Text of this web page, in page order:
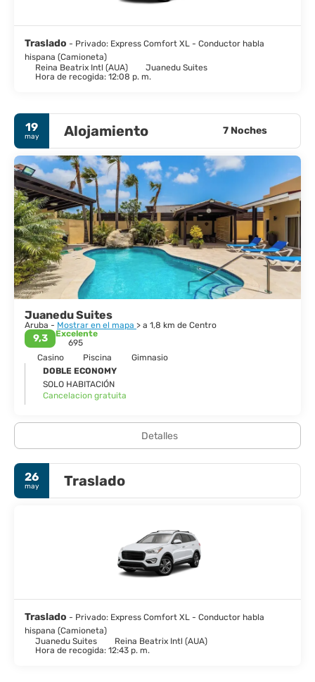
Traslado - Privado: Express Comfort XL - Conductor habla
hispana (Camioneta)
Reina Beatrix Intl (AUA)
Juanedu Suites
Hora de recogida: 12:08 p. m.
19
may Alojamiento 7 Noches
Juanedu Suites
Aruba - Mostrar en el mapa > a 1,8 km de Centro
9,3
Excelente
695
Casino
Piscina
Gimnasio
DOBLE ECONOMY
SOLO HABITACIÓN
Cancelacion gratuita
Detalles
26
may Traslado
Traslado - Privado: Express Comfort XL - Conductor habla
hispana (Camioneta)
Juanedu Suites
Reina Beatrix Intl (AUA)
Hora de recogida: 12:43 p. m.